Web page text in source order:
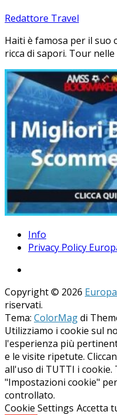
Redattore Travel
Haiti è famosa per il suo
ricca di sapori. Tour
Info
Privacy Policy
Copyright © 2026
riservati.
Tema: ColorMagdi
Utilizziamo i cookie sul
l'esperienza più
e le visite ripetute.
all'uso di TUTTI i
"Impostazioni cookie"
controllato.
Cookie Settings Accetta